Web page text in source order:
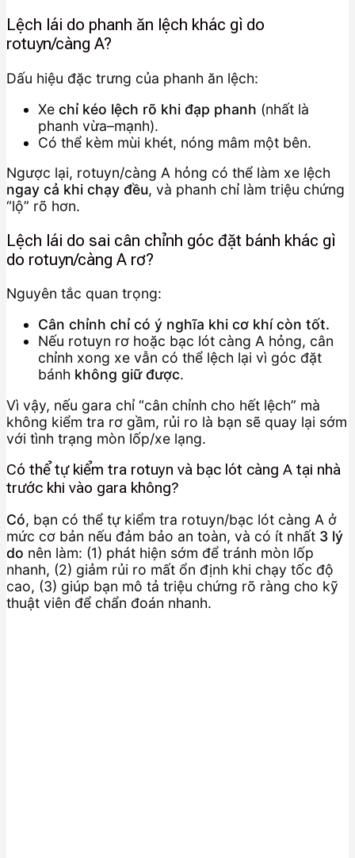
Lệch lái do phanh ăn lệch khác gì do
rotuyn/càng A?
Dấu hiệu đặc trưng của phanh ăn lệch:
Xe chỉ kéo lệch rõ khi đạp phanh (nhất là
phanh vừa–mạnh).
Có thể kèm mùi khét, nóng mâm một bên.
Ngược lại, rotuyn/càng A hỏng có thể làm xe lệch
ngay cả khi chạy đều, và phanh chỉ làm triệu chứng
“lộ” rõ hơn.
Lệch lái do sai cân chỉnh góc đặt bánh khác gì
do rotuyn/càng A rơ?
Nguyên tắc quan trọng:
Cân chỉnh chỉ có ý nghĩa khi cơ khí còn tốt.
Nếu rotuyn rơ hoặc bạc lót càng A hỏng, cân
chỉnh xong xe vẫn có thể lệch lại vì góc đặt
bánh không giữ được.
Vì vậy, nếu gara chỉ “cân chỉnh cho hết lệch” mà
không kiểm tra rơ gầm, rủi ro là bạn sẽ quay lại sớm
với tình trạng mòn lốp/xe lạng.
Có thể tự kiểm tra rotuyn và bạc lót càng A tại nhà
trước khi vào gara không?
Có, bạn có thể tự kiểm tra rotuyn/bạc lót càng A ở
mức cơ bản nếu đảm bảo an toàn, và có ít nhất 3 lý
do nên làm: (1) phát hiện sớm để tránh mòn lốp
nhanh, (2) giảm rủi ro mất ổn định khi chạy tốc độ
cao, (3) giúp bạn mô tả triệu chứng rõ ràng cho kỹ
thuật viên để chẩn đoán nhanh.